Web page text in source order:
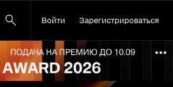
Войти Зарегистрироваться